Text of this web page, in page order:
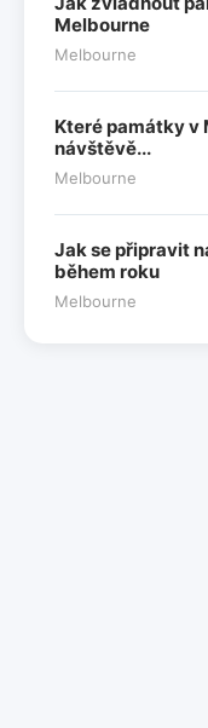
Melbourne
Melbourne
Které památky v
návštěvě...
Melbourne
Jak se připravit
během roku
Melbourne